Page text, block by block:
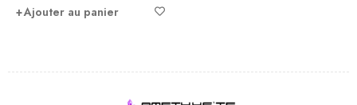
Ajouter au panier